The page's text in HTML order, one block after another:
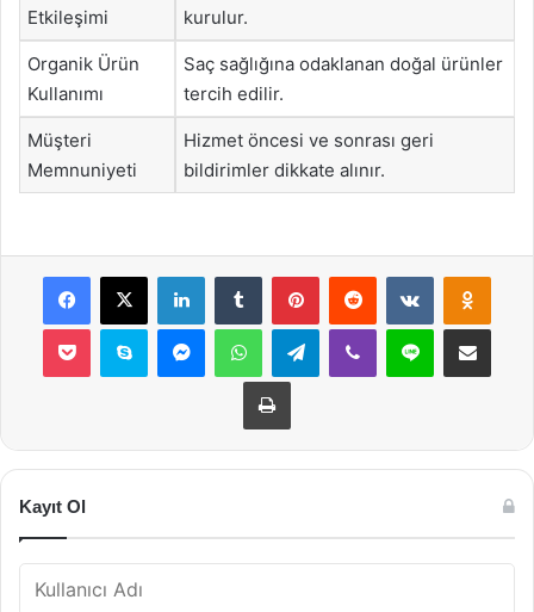
Etkileşimi
kurulur.
Organik Ürün
Kullanımı
Saç sağlığına odaklanan doğal ürünler
tercih edilir.
Müşteri
Memnuniyeti
Hizmet öncesi ve sonrası geri
bildirimler dikkate alınır.
Facebook
X LinkedInTumblr PinterestReddit VKontakte
Pocket Skype MessengerWhatsAppTelegramViber Line E-Posta ile
Yazdır
Kayıt Ol